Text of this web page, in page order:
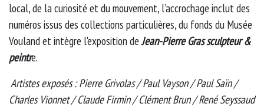
local, de la curiosité et du mouvement, l’accrochage inclut des
numéros issus des collections particulières, du fonds du Musée
Vouland et intègre l'exposition de Jean-Pierre Gras sculpteur &
peintre.
Artistes exposés : Pierre Grivolas / Paul Vayson / Paul Saïn /
Charles Vionnet / Claude Firmin / Clément Brun / René Seyssaud